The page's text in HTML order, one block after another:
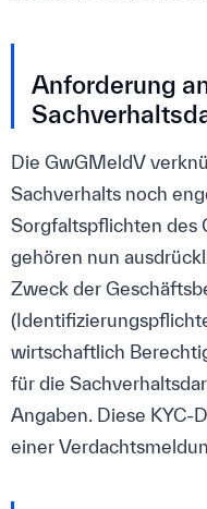
Anforderung
Die GwGMeldV
Sachverhalts noch
Sorgfaltspflichten des
gehören nun
Zweck der
wirtschaftlich
für die
Angaben. Diese KYC-
einer